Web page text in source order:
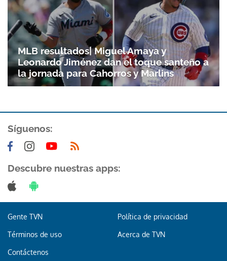
MLB resultados| Miguel Amaya y
Leonardo Jiménez dan el toque santeño a
la jornada para Cahorros y Marlins
Síguenos:
Descubre nuestras apps:
Gente TVN Política de privacidad
Términos de uso Acerca de TVN
Contáctenos